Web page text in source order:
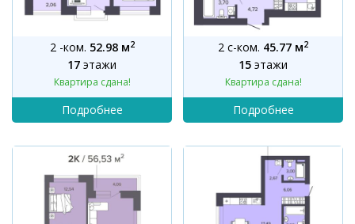
2 -ком. 52.98 м2
17 этажи
Квартира сдана!
2 с-ком. 45.77 м2
15 этажи
Квартира сдана!